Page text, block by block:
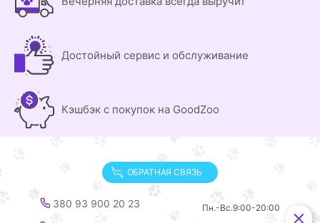
Достойный сервис и обслуживание
Кэшбэк с покупок на GoodZoo
ОБРАТНАЯ СВЯЗЬ
380 93 900 20 23
Пн.-Вс.9:00-20:00